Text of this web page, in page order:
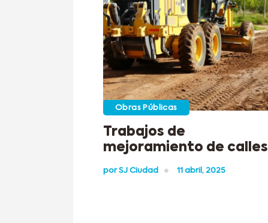
Obras Públicas
Trabajos de
mejoramiento de calles
porSJ Ciudad 11 abril, 2025